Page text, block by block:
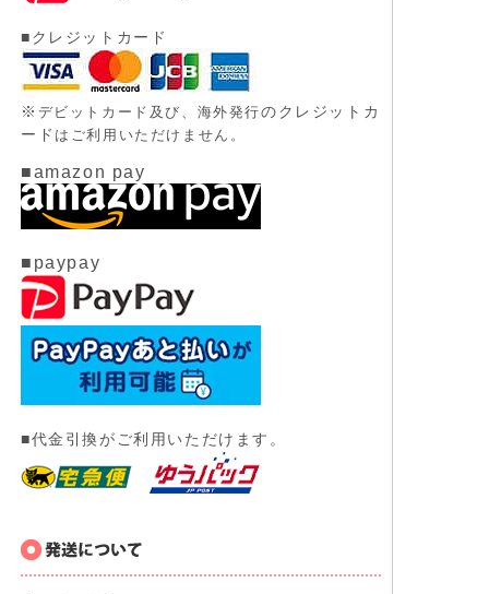
■クレジットカード
※ デビットカード及び、 海外発行のクレジットカ
ード はご利用いただけません。
■amazon pay
■paypay
■代金引換がご利用いただけます。